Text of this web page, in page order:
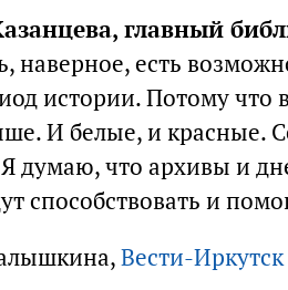
главный
наверное, есть
истории. Потому что
И белые, и красные.
Я думаю, что архивы и
способствовать и
Вести-Иркутск